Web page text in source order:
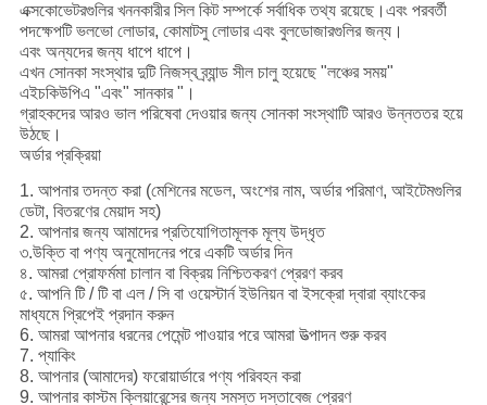
এক্সকোভেটরগুলির খননকারীর সিল কিট সম্পর্কে সর্বাধিক তথ্য রয়েছে।এবং পরবর্তী
পদক্ষেপটি ভলভো লোডার, কোমাটসু লোডার এবং বুলডোজারগুলির জন্য।
এবং অন্যদের জন্য ধাপে ধাপে।
এখন সোনকা সংস্থার দুটি নিজস্ব ব্র্যান্ড সীল চালু হয়েছে "লঞ্চের সময়"
এইচকিউপিএ "এবং" সানকার "।
গ্রাহকদের আরও ভাল পরিষেবা দেওয়ার জন্য সোনকা সংস্থাটি আরও উন্নততর হয়ে
উঠছে।
অর্ডার প্রক্রিয়া
1. আপনার তদন্ত করা (মেশিনের মডেল, অংশের নাম, অর্ডার পরিমাণ, আইটেমগুলির
ডেটা, বিতরণের মেয়াদ সহ)
2. আপনার জন্য আমাদের প্রতিযোগিতামূলক মূল্য উদ্ধৃত
৩.উক্তি বা পণ্য অনুমোদনের পরে একটি অর্ডার দিন
৪. আমরা প্রোফর্মমা চালান বা বিক্রয় নিশ্চিতকরণ প্রেরণ করব
৫. আপনি টি / টি বা এল / সি বা ওয়েস্টার্ন ইউনিয়ন বা ইসক্রো দ্বারা ব্যাংকের
মাধ্যমে প্রিপেই প্রদান করুন
6. আমরা আপনার ধরনের পেমেন্ট পাওয়ার পরে আমরা উত্পাদন শুরু করব
7. প্যাকিং
8. আপনার (আমাদের) ফরোয়ার্ডারে পণ্য পরিবহন করা
9. আপনার কাস্টম ক্লিয়ারেন্সের জন্য সমস্ত দস্তাবেজ প্রেরণ